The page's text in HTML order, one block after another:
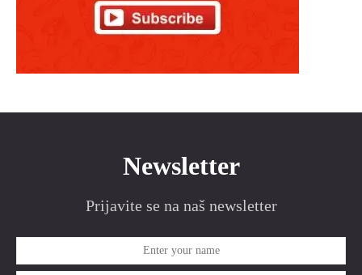
Newsletter
Prijavite se na naš newsletter